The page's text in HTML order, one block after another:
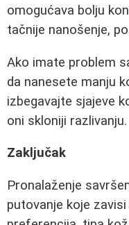
omogućava bolju
tačnije nanošenje,
Ako imate problem
da nanesete manju
izbegavajte sjajeve
oni skloniji razlivanju.
Zaključak
Pronalaženje
putovanje koje